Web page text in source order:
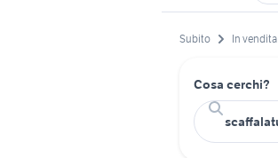
Subito In vendita
Cosa cerchi?